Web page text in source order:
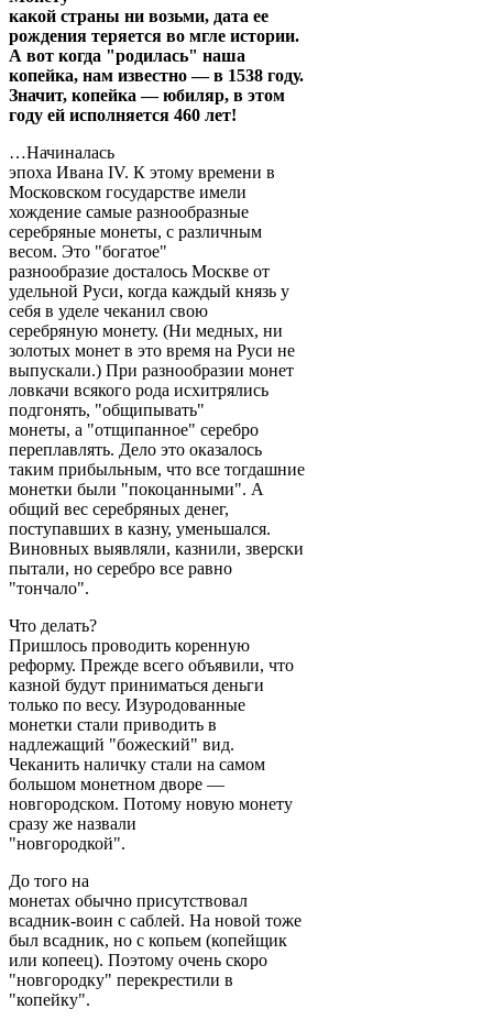
какой страны ни возьми, дата ее
рождения теряется во мгле истории.
А вот когда "родилась" наша
копейка, нам известно — в 1538 году.
Значит, копейка — юбиляр, в этом
году ей исполняется 460 лет!
…Начиналась
эпоха Ивана IV. К этому времени в
Московском государстве имели
хождение самые разнообразные
серебряные монеты, с различным
весом. Это "богатое"
разнообразие досталось Москве от
удельной Руси, когда каждый князь у
себя в уделе чеканил свою
серебряную монету. (Ни медных, ни
золотых монет в это время на Руси не
выпускали.) При разнообразии монет
ловкачи всякого рода исхитрялись
подгонять, "общипывать"
монеты, а "отщипанное" серебро
переплавлять. Дело это оказалось
таким прибыльным, что все тогдашние
монетки были "покоцанными". А
общий вес серебряных денег,
поступавших в казну, уменьшался.
Виновных выявляли, казнили, зверски
пытали, но серебро все равно
"тончало".
Что делать?
Пришлось проводить коренную
реформу. Прежде всего объявили, что
казной будут приниматься деньги
только по весу. Изуродованные
монетки стали приводить в
надлежащий "божеский" вид.
Чеканить наличку стали на самом
большом монетном дворе —
новгородском. Потому новую монету
сразу же назвали
"новгородкой".
До того на
монетах обычно присутствовал
всадник-воин с саблей. На новой тоже
был всадник, но с копьем (копейщик
или копеец). Поэтому очень скоро
"новгородку" перекрестили в
"копейку".